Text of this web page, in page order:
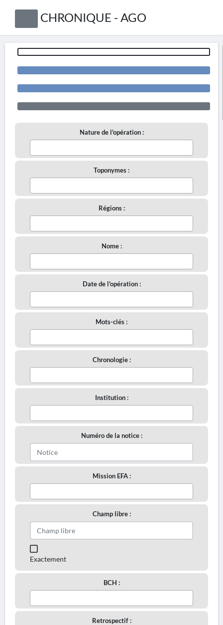
CHRONIQUE - AGO
Nature de l'opération :
Toponymes :
Régions :
Nome :
Date de l'opération :
Mots-clés :
Chronologie :
Institution :
Numéro de la notice :
Mission EFA :
Champ libre :
Exactement
BCH :
Retrospectif :